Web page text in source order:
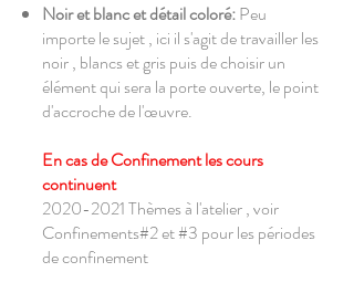
Noir et blanc et détail coloré:Peu
importe le sujet , ici il s'agit de travailler les
noir , blancs et gris puis de choisir un
élément qui sera la porte ouverte, le point
d'accroche de l'œuvre.
En cas de Confinement les cours
continuent
2020-2021Thèmes à l'atelier , voir
Confinements#2 et #3 pour les périodes
de confinement